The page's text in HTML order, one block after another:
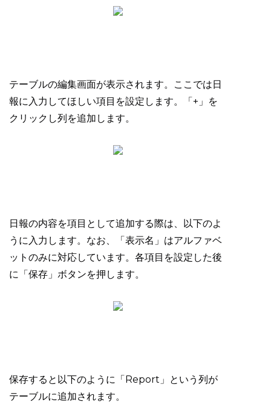
テーブルの編集画面が表示されます。ここでは日
報に入力してほしい項目を設定します。「+」を
クリックし列を追加します。
日報の内容を項目として追加する際は、以下のよ
うに入力します。なお、「表示名」はアルファベ
ットのみに対応しています。各項目を設定した後
に「保存」ボタンを押します。
保存すると以下のように「Report」という列が
テーブルに追加されます。